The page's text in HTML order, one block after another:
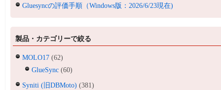
Gluesyncの評価手順（Windows版：2026/6/23現在)
製品・カテゴリーで絞る
MOLO17 (62)
GlueSync (60)
Syniti (旧DBMoto) (381)